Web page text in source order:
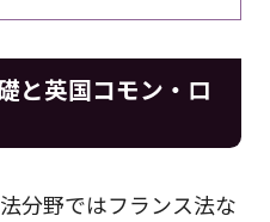
と英国コモン・ロ
分野ではフランス法な